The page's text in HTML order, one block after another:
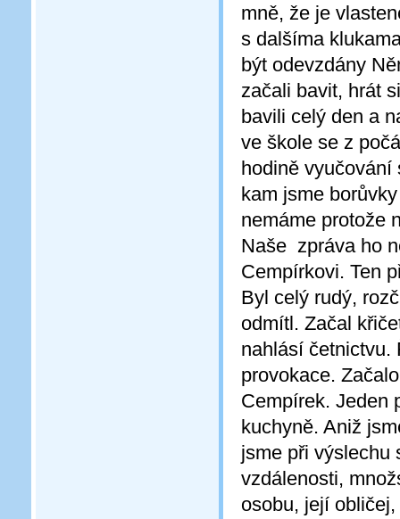
mně, že je
s dalšíma
být odevzdány
začali bavit, hrát
bavili celý den a
ve škole se z
hodině
kam jsme
nemáme protože
Naše zpráva ho
Cempírkovi. Ten
Byl celý rudý,
odmítl. Začal
nahlásí četnictvu.
provokace.
Cempírek. Jeden
kuchyně. Aniž
jsme při výslechu
vzdálenosti,
osobu, její